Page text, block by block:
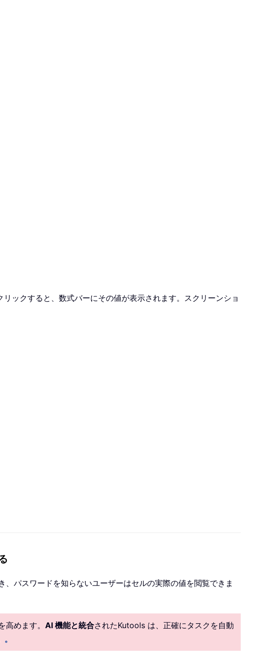
ックすると、数式バーにその値が表示されます。スクリーンショ
パスワードを知らないユーザーはセルの実際の値を閲覧できま
めます。 AI 機能と統合されたKutools は、正確にタスクを自動